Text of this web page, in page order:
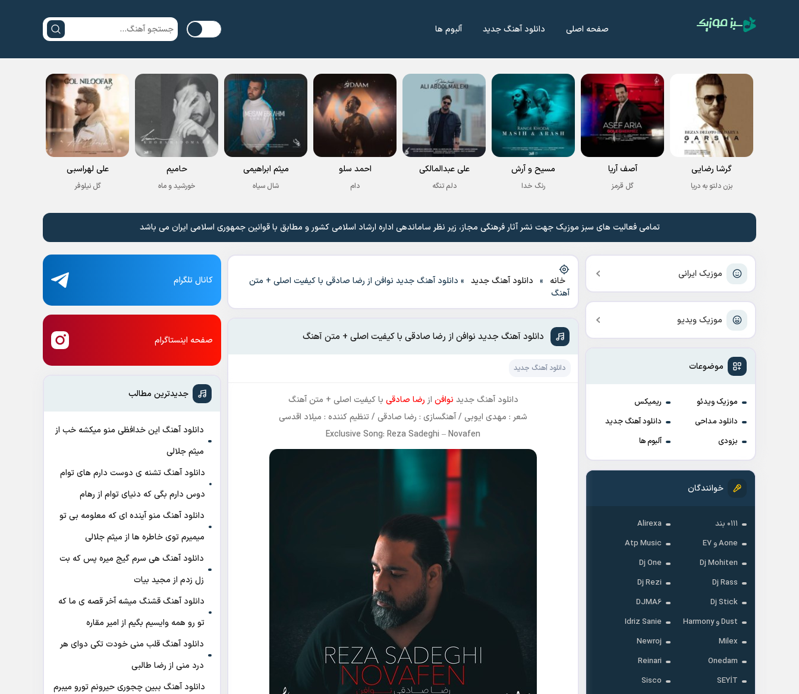
صفحه اصلی دانلود آهنگ جدید آلبوم ها
گرشا رضایی
بزن دلتو به دریا
آصف آریا
گل قرمز
مسیح و آرش
رنگ خدا
علی عبدالمالکی
دلم تنگه
احمد سلو
دام
میثم ابراهیمی
شال سیاه
حامیم
خورشید و ماه
علی لهراسبی
گل نیلوفر
تمامی فعالیت های سبز موزیک جهت نشر آثار فرهنگی مجاز، زیر نظر ساماندهی اداره ارشاد اسلامی کشور و مطابق با قوانین جمهوری اسلامی ایران می باشد
موزیک ایرانی
موزیک ویدیو
موضوعات
موزیک ویدئو
ریمیکس
دانلود مداحی
دانلود آهنگ جدید
بزودی
آلبوم ها
خوانندگان
۰۱۱۱ بند
Alirexa
Aone و E7
Atp Music
Dj Mohiten
Dj One
Dj Rass
Dj Rezi
Dj Stick
DJMA6
Dust و Harmony
Idriz Sanie
Milex
Newroj
Onedam
Reinari
SEYİT
Sisco
خانه » دانلود آهنگ جدید » دانلود آهنگ جدید نوافن از رضا صادقی با کیفیت اصلی + متن
آهنگ
دانلود آهنگ جدید نوافن از رضا صادقی با کیفیت اصلی + متن آهنگ
دانلود آهنگ جدید
دانلود آهنگ جدید نوافن از رضا صادقی با کیفیت اصلی + متن آهنگ
شعر : مهدی ایوبی / آهنگسازی : رضا صادقی / تنظیم کننده : میلاد اقدسی
Exclusive Song: Reza Sadeghi – Novafen
کانال تلگرام
صفحه اینستاگرام
جدیدترین مطالب
دانلود آهنگ این خدافظی منو میکشه خب از
میثم جلالی
دانلود آهنگ تشنه ی دوست دارم های توام
دوس دارم بگی که دنیای توام از رهام
دانلود آهنگ منو آینده ای که معلومه بی تو
میمیرم توی خاطره ها از میثم جلالی
دانلود آهنگ هی سرم گیج میره‌ پس که بت
زل زدم از مجید بیات
دانلود آهنگ ﻗﺸﻨﮓ ﻣﻴﺸﻪ آﺧﺮ ﻗﺼﻪ ی ﻣﺎ ﻛﻪ
ﺗﻮ رو ﻫﻤﻪ واﻳﺴﻴﻢ ﺑﮕﻴﻢ از امیر مقاره
دانلود آهنگ قلب منی خودت تکی دوای هر
درد منی از رضا طالبی
دانلود آهنگ ببین چجوری حیرونم تورو میبرم